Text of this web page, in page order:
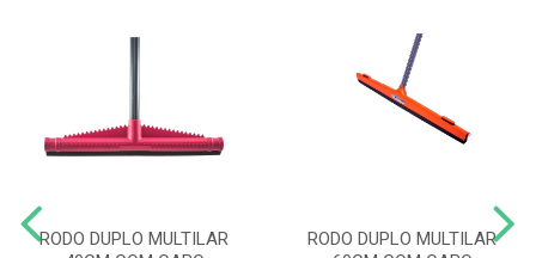
RODO DUPLO MULTILAR
RODO DUPLO MULTILAR